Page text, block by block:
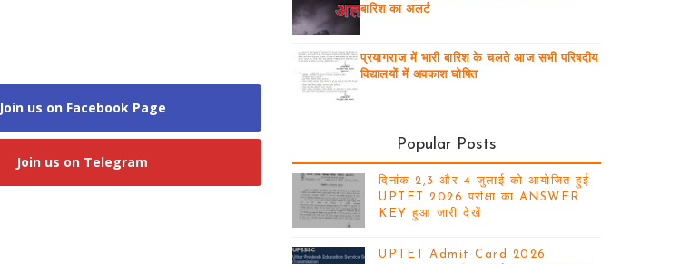
Join us on Facebook Page
Join us on Telegram
बारिश का अलर्ट
प्रयागराज में भारी बारिश के चलते आज सभी परिषदीय
विद्यालयों में अवकाश घोषित
Popular Posts
दिनांक 2,3 और 4 जुलाई को आयोजित हुई
UPTET 2026 परीक्षा का ANSWER
KEY हुआ जारी देखें
UPTET Admit Card 2026